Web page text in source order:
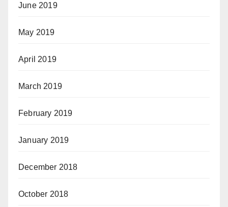
June 2019
May 2019
April 2019
March 2019
February 2019
January 2019
December 2018
October 2018